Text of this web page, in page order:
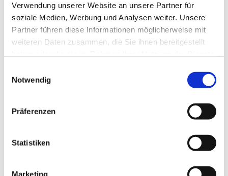
Verwendung unserer Website an unsere Partner für
soziale Medien, Werbung und Analysen weiter. Unsere
Partner führen diese Informationen möglicherweise mit
weiteren Daten zusammen, die Sie ihnen bereitgestellt
Notwendig
Präferenzen
Statistiken
Marketing